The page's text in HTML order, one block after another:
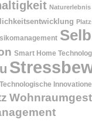
Naturerlebnis
Smart Home
Technologische